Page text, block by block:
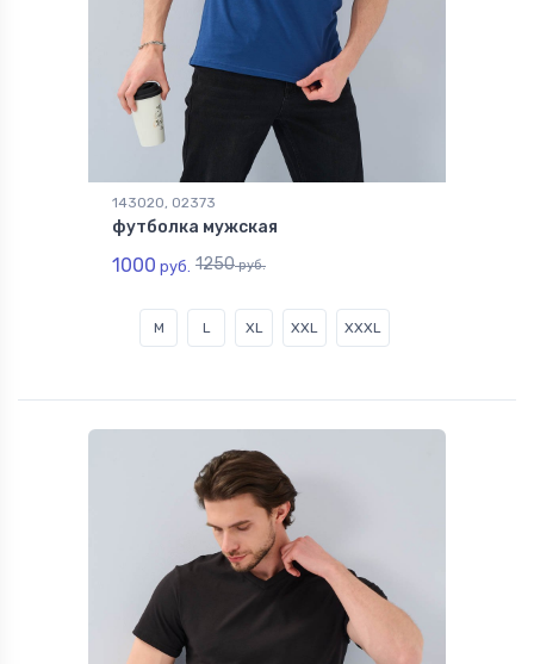
143020, 02373
футболка мужская
1000 руб. 1250руб.
M L XL XXL XXXL